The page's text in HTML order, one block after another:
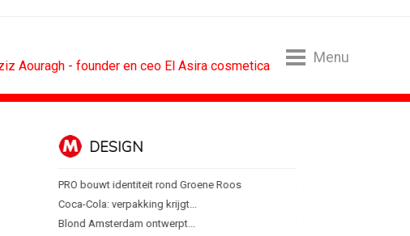
Aouragh - founder en ceo El Asira cosmetica
Menu
DESIGN
PRO bouwt identiteit rond Groene Roos
Coca-Cola: verpakking krijgt...
Blond Amsterdam ontwerpt...